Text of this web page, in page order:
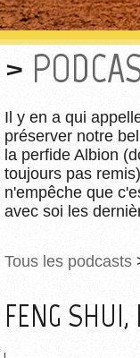
Il y en a qui
préserver notre
la perfide Albion
toujours pas
n'empêche que
avec soi les
Tous les podcasts
FENG SHUI,